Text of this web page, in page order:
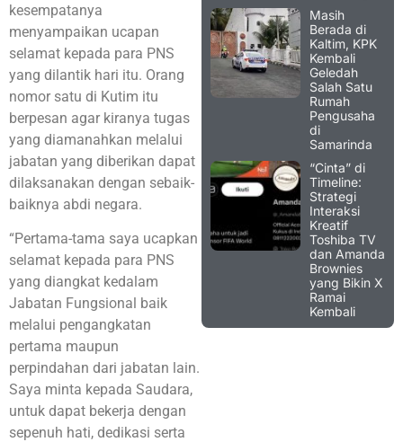
kesempatanya
menyampaikan ucapan
selamat kepada para PNS
yang dilantik hari itu. Orang
nomor satu di Kutim itu
berpesan agar kiranya tugas
yang diamanahkan melalui
jabatan yang diberikan dapat
dilaksanakan dengan sebaik-
baiknya abdi negara.
“Pertama-tama saya ucapkan
selamat kepada para PNS
yang diangkat kedalam
Jabatan Fungsional baik
melalui pengangkatan
pertama maupun
perpindahan dari jabatan lain.
Saya minta kepada Saudara,
untuk dapat bekerja dengan
sepenuh hati, dedikasi serta
Masih
Berada di
Kaltim, KPK
Kembali
Geledah
Salah Satu
Rumah
Pengusaha
di
Samarinda
“Cinta” di
Timeline:
Strategi
Interaksi
Kreatif
Toshiba TV
dan Amanda
Brownies
yang Bikin X
Ramai
Kembali